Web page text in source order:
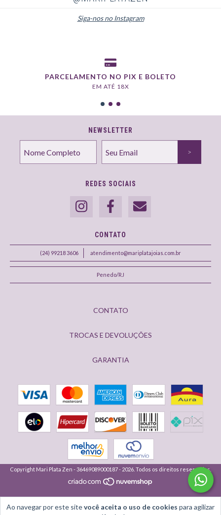
Ao navegar por este sitevocê aceita o uso de cookies para agilizar
Siga-nos no Instagram
PARCELAMENTO NO PIX E BOLETO
EM ATÉ 18X
NEWSLETTER
REDES SOCIAIS
CONTATO
(24) 99218 3606 atendimento@mariplatajoias.com.br
Penedo/RJ
CONTATO
TROCAS E DEVOLUÇÕES
GARANTIA
Copyright Mari Plata Zen - 36469089000187 - 2026. Todos os direitos reservados.